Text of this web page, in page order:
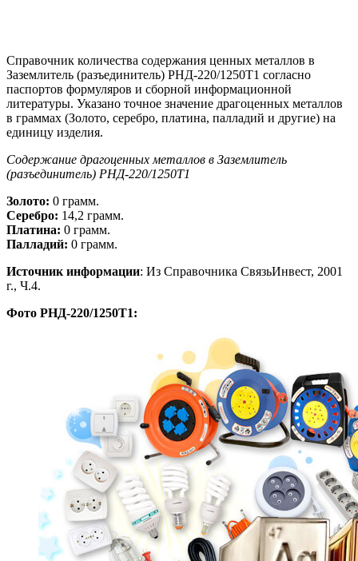
Справочник количества содержания ценных металлов в
Заземлитель (разъединитель) РНД-220/1250Т1 согласно
паспортов формуляров и сборной информационной
литературы. Указано точное значение драгоценных металлов
в граммах (Золото, серебро, платина, палладий и другие) на
единицу изделия.
Содержание драгоценных металлов в Заземлитель
(разъединитель) РНД-220/1250Т1
Золото: 0 грамм.
Серебро: 14,2 грамм.
Платина: 0 грамм.
Палладий: 0 грамм.
Источник информации: Из Справочника СвязьИнвест, 2001
г., Ч.4.
Фото РНД-220/1250Т1: